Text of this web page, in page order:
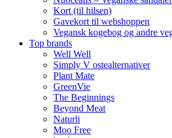
Kort (til hilsen)
Gavekort til webshoppen
Vegansk kogebog og andre
Top brands
Well Well
Simply V ostealternativer
Plant Mate
GreenVie
The Beginnings
Beyond Meat
Naturli
Moo Free